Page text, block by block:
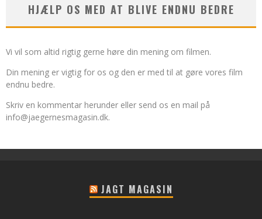
HJÆLP OS MED AT BLIVE ENDNU BEDRE
Vi vil som altid rigtig gerne høre din mening om filmen.
Din mening er vigtig for os og den er med til at gøre vores film
endnu bedre.
Skriv en kommentar herunder eller send os en mail på
info@jaegernesmagasin.dk.
JAGT MAGASIN